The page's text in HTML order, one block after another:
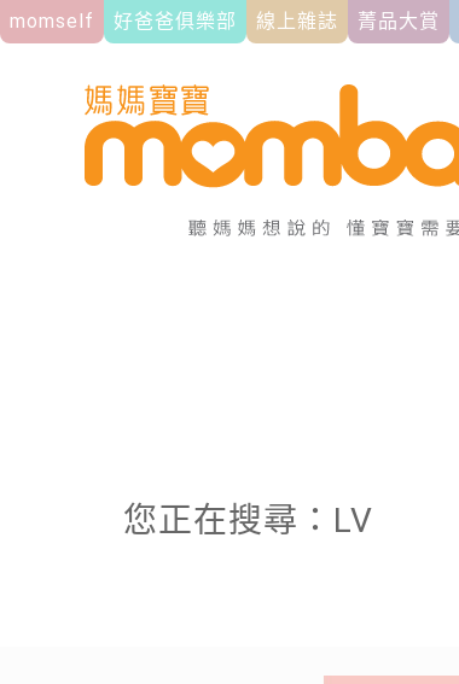
momself 好爸爸俱樂部 線上雜誌 菁品大賞
您正在搜尋：LV